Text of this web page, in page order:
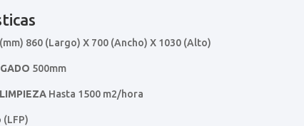
(mm) 860 (Largo) X 700 (Ancho) X 1030 (Alto)
500mm
Hasta 1500 m2/hora